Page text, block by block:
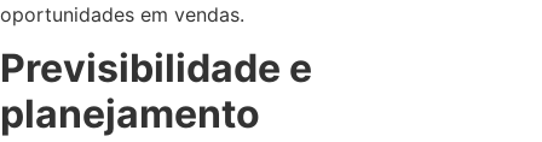
oportunidades em vendas.
Previsibilidade e
planejamento